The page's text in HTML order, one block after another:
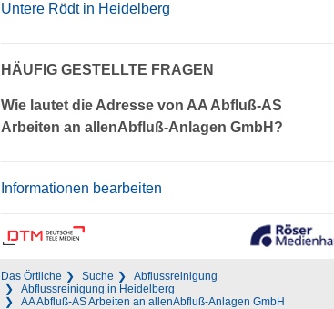
Untere Rödt in Heidelberg
HÄUFIG GESTELLTE FRAGEN
Wie lautet die Adresse von AA Abfluß-AS
Arbeiten an allenAbfluß-Anlagen GmbH?
Informationen bearbeiten
Das Örtliche Suche
Abflussreinigung
Abflussreinigung in Heidelberg
AA Abfluß-AS Arbeiten an allenAbfluß-Anlagen GmbH